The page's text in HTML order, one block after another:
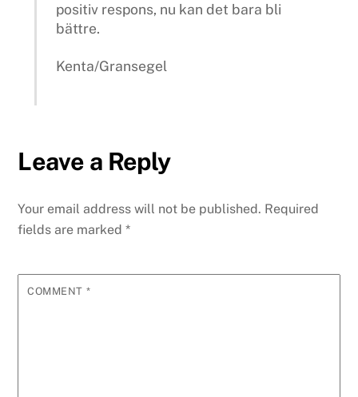
positiv respons, nu kan det bara bli
bättre.
Kenta/Gransegel
Leave a Reply
Your email address will not be published. Required
fields are marked*
COMMENT *